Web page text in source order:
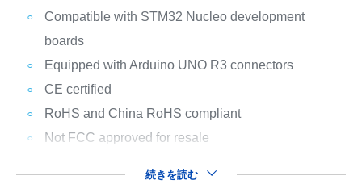
Compatible with STM32 Nucleo development
boards
Equipped with Arduino UNO R3 connectors
CE certified
RoHS and China RoHS compliant
Not FCC approved for resale
続きを読む